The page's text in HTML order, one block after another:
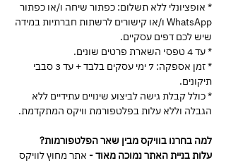
* אופציונלי ללא תשלום: כפתור שיחה ו/או כפתור
WhatsApp ו/או קישורים לרשתות חברתיות במידה
שיש לכם דפים עסקיים.
* עד 4 טפסי השארת פרטים שונים.
* זמן אספקה: 7 ימי עסקים בלבד + עד 3 סבבי
תיקונים.
* כולל קבלת גישה לביצוע שינויים עתידיים ללא
הגבלה וללא עלות בפלטפורמת וויקס המתקדמת.
למה בחרנו בוויקס מבין שאר הפלטפורמות?
עלות בניית האתר נמוכה מאוד - אתר מחוץ לוויקס